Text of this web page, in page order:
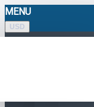
MENU
USD